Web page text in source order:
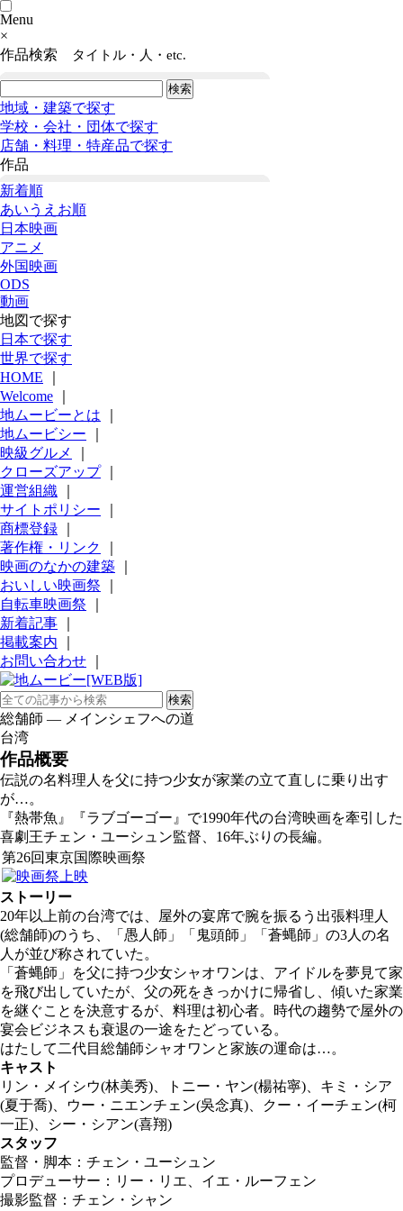
Menu
×
作品検索
タイトル・人・etc.
地域・建築で探す
学校・会社・団体で探す
店舗・料理・特産品で探す
作品
新着順
あいうえお順
日本映画
アニメ
外国映画
ODS
動画
地図で探す
日本で探す
世界で探す
HOME
Welcome
地ムービーとは
地ムービシー
映級グルメ
クローズアップ｜
運営組織
サイトポリシー
商標登録
著作権・リンク
映画のなかの建築
おいしい映画祭
自転車映画祭
新着記事
掲載案内
お問い合わせ
総舗師 ― メインシェフへの道
台湾
作品概要
伝説の名料理人を父に持つ少女が家業の立て直しに乗り出す
が…。
『熱帯魚』『ラブゴーゴー』で1990年代の台湾映画を牽引した
喜劇王チェン・ユーシュン監督、16年ぶりの長編。
第26回東京国際映画祭
ストーリー
20年以上前の台湾では、屋外の宴席で腕を振るう出張料理人
(総舗師)のうち、「愚人師」「鬼頭師」「蒼蝿師」の3人の名
人が並び称されていた。
「蒼蝿師」を父に持つ少女シャオワンは、アイドルを夢見て家
を飛び出していたが、父の死をきっかけに帰省し、傾いた家業
を継ぐことを決意するが、料理は初心者。時代の趨勢で屋外の
宴会ビジネスも衰退の一途をたどっている。
はたして二代目総舗師シャオワンと家族の運命は…。
キャスト
リン・メイシウ(林美秀)、トニー・ヤン(楊祐寧)、キミ・シア
(夏于喬)、ウー・ニエンチェン(吳念真)、クー・イーチェン(柯
一正)、シー・シアン(喜翔)
スタッフ
監督・脚本：チェン・ユーシュン
プロデューサー：リー・リエ、イエ・ルーフェン
撮影監督：チェン・シャン